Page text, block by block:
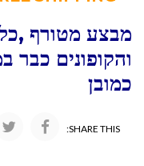
מבצע מטורף
והקופונים כבר
כמובן
SHARE THIS: